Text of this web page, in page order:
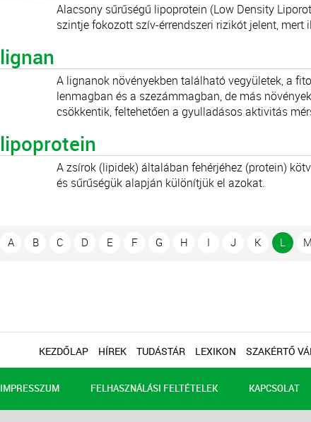
Alacsony sűrűségű lipoprotein (Low Density
szintje fokozott szív-érrendszeri rizikót jelent, mert
lignan
A lignanok növényekben található vegyületek, a
lenmagban és a szezámmagban, de más
csökkentik, feltehetően a gyulladásos aktivitás
lipoprotein
A zsírok (lipidek) általában fehérjéhez (protein)
és sűrűségük alapján különítjük el azokat.
A B C D E F G H I J K L M
KEZDŐLAP HÍREK TUDÁSTÁR LEXIKON SZAKÉRTŐ
IMPRESSZUM FELHASZNÁLÁSI FELTÉTELEK KAPCSOLAT